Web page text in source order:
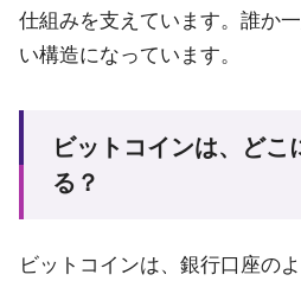
仕組みを支えています。誰か
い構造になっています。
ビットコインは、どこ
る？
ビットコインは、銀行口座の